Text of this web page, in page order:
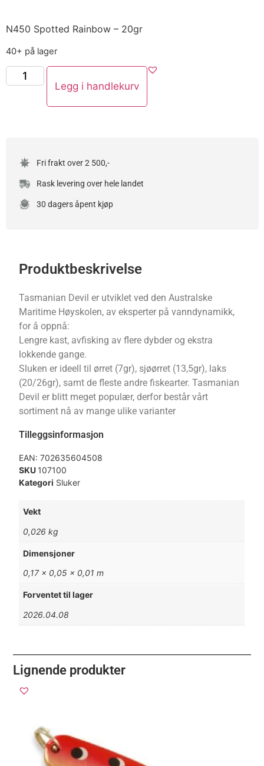
N450 Spotted Rainbow – 20gr
40+ på lager
Legg i handlekurv
Fri frakt over 2 500,-
Rask levering over hele landet
30 dagers åpent kjøp
Produktbeskrivelse
Tasmanian Devil er utviklet ved den Australske
Maritime Høyskolen, av eksperter på vanndynamikk,
for å oppnå:
Lengre kast, avfisking av flere dybder og ekstra
lokkende gange.
Sluken er ideell til ørret (7gr), sjøørret (13,5gr), laks
(20/26gr), samt de fleste andre fiskearter. Tasmanian
Devil er blitt meget populær, derfor består vårt
sortiment nå av mange ulike varianter
Tilleggsinformasjon
EAN:702635604508
SKU 107100
Kategori Sluker
Vekt
0,026 kg
Dimensjoner
0,17 × 0,05 × 0,01 m
Forventet til lager
2026.04.08
Lignende produkter